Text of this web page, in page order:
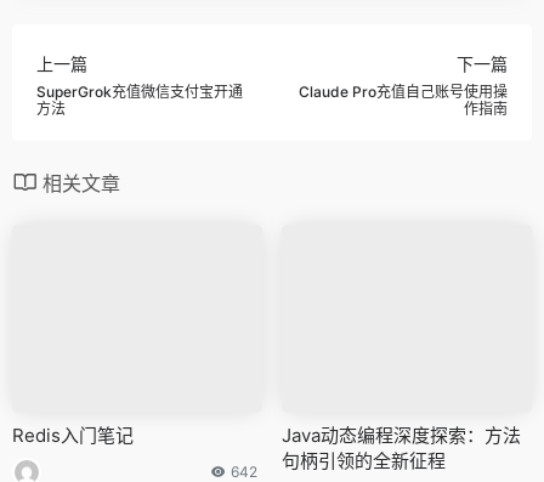
上一篇
SuperGrok充值微信支付宝开通
方法
下一篇
Claude Pro充值自己账号使用操
作指南
相关文章
Redis入门笔记
642
Java动态编程深度探索：方法
句柄引领的全新征程